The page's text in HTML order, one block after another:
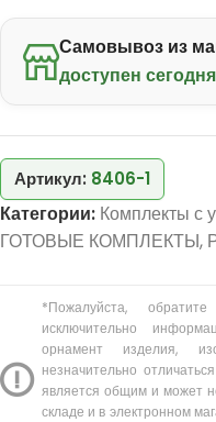
Самовывоз из
доступен
Артикул: 8406-1
Категории: Комплекты с
ГОТОВЫЕ КОМПЛЕКТЫ,
*Пожалуйста,
исключительно
орнамент изделия,
незначительно
является общим и может
складе и в электронном